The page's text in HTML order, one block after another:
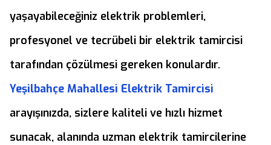
yaşayabileceğiniz elektrik problemleri,
profesyonel ve tecrübeli bir elektrik tamircisi
tarafından çözülmesi gereken konulardır.
Yeşilbahçe Mahallesi Elektrik Tamircisi
arayışınızda, sizlere kaliteli ve hızlı hizmet
sunacak, alanında uzman elektrik tamircilerine